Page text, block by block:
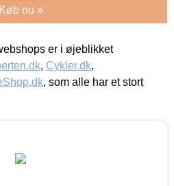
Køb nu »
er i øjeblikket
, Cykler.dk,
, som alle har et stort